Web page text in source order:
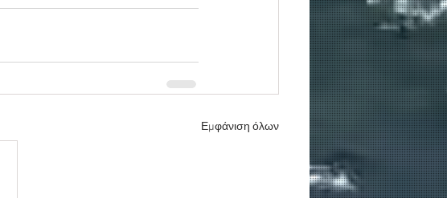
Εμφάνιση όλων